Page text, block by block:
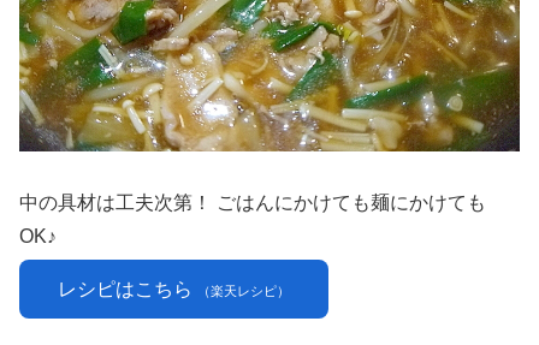
中の具材は工夫次第！ ごはんにかけても麺にかけても
OK♪
レシピはこちら （楽天レシピ）